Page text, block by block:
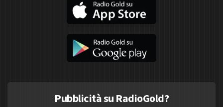
Pubblicità su RadioGold?